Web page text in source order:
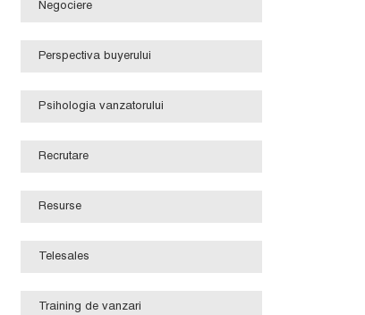
Negociere
Perspectiva buyerului
Psihologia vanzatorului
Recrutare
Resurse
Telesales
Training de vanzari